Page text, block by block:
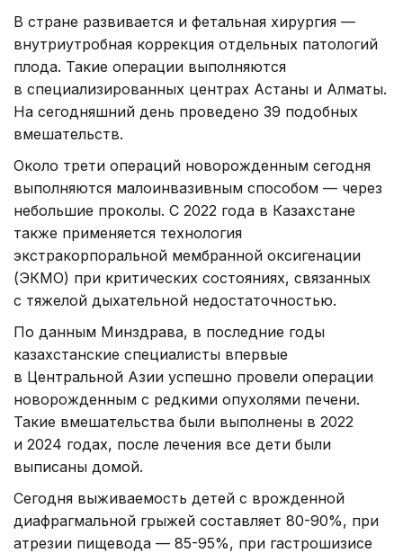
В стране развивается и фетальная хирургия —
внутриутробная коррекция отдельных патологий
плода. Такие операции выполняются
в специализированных центрах Астаны и Алматы.
На сегодняшний день проведено 39 подобных
вмешательств.
Около трети операций новорожденным сегодня
выполняются малоинвазивным способом — через
небольшие проколы. С 2022 года в Казахстане
также применяется технология
экстракорпоральной мембранной оксигенации
(ЭКМО) при критических состояниях, связанных
с тяжелой дыхательной недостаточностью.
По данным Минздрава, в последние годы
казахстанские специалисты впервые
в Центральной Азии успешно провели операции
новорожденным с редкими опухолями печени.
Такие вмешательства были выполнены в 2022
и 2024 годах, после лечения все дети были
выписаны домой.
Сегодня выживаемость детей с врожденной
диафрагмальной грыжей составляет 80-90%, при
атрезии пищевода — 85-95%, при гастрошизисе